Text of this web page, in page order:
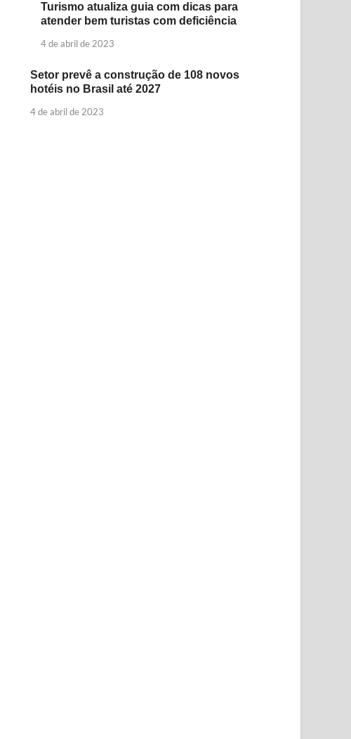
Turismo atualiza guia com dicas para
atender bem turistas com deficiência
4 de abril de 2023
Setor prevê a construção de 108 novos
hotéis no Brasil até 2027
4 de abril de 2023